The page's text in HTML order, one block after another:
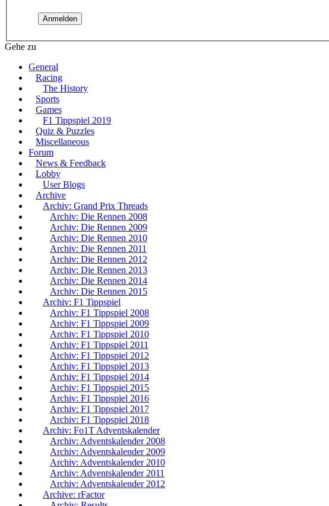
Gehe zu
General
Racing
The History
Sports
Games
F1 Tippspiel 2019
Quiz & Puzzles
Miscellaneous
Forum
News & Feedback
Lobby
User Blogs
Archive
Archiv: Grand Prix Threads
Archiv: Die Rennen 2008
Archiv: Die Rennen 2009
Archiv: Die Rennen 2010
Archiv: Die Rennen 2011
Archiv: Die Rennen 2012
Archiv: Die Rennen 2013
Archiv: Die Rennen 2014
Archiv: Die Rennen 2015
Archiv: F1 Tippspiel
Archiv: F1 Tippspiel 2008
Archiv: F1 Tippspiel 2009
Archiv: F1 Tippspiel 2010
Archiv: F1 Tippspiel 2011
Archiv: F1 Tippspiel 2012
Archiv: F1 Tippspiel 2013
Archiv: F1 Tippspiel 2014
Archiv: F1 Tippspiel 2015
Archiv: F1 Tippspiel 2016
Archiv: F1 Tippspiel 2017
Archiv: F1 Tippspiel 2018
Archiv: Fo1T Adventskalender
Archiv: Adventskalender 2008
Archiv: Adventskalender 2009
Archiv: Adventskalender 2010
Archiv: Adventskalender 2011
Archiv: Adventskalender 2012
Archive: rFactor